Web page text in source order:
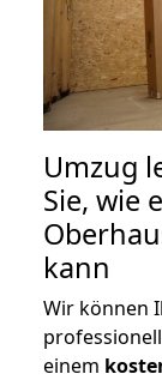
Umzug
Sie, wie
kann
Wir können
einem